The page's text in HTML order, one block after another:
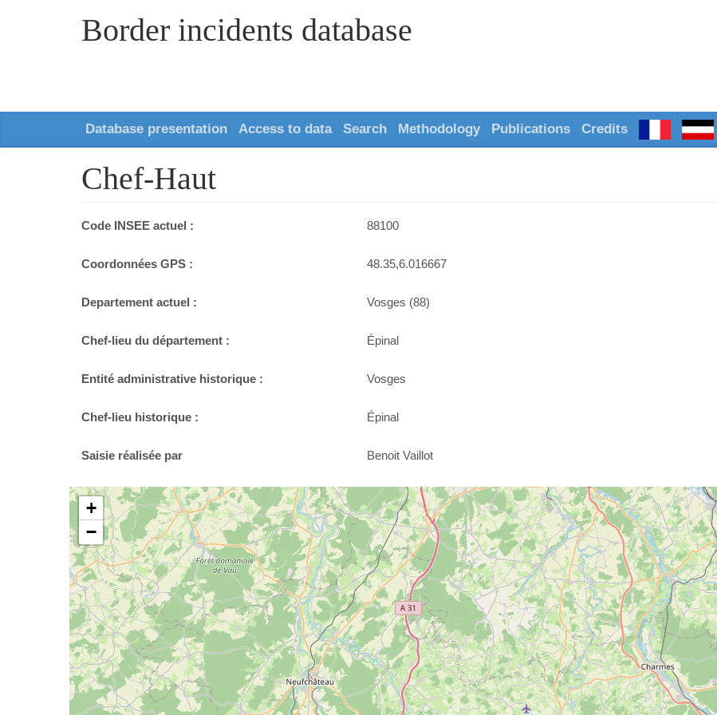
Border incidents database
Database presentation Access to data Search Methodology Publications Credits
Chef-Haut
Code INSEE actuel : 88100
Coordonnées GPS : 48.35,6.016667
Departement actuel : Vosges (88)
Chef-lieu du département : Épinal
Entité administrative historique : Vosges
Chef-lieu historique : Épinal
Saisie réalisée par Benoit Vaillot
+
−